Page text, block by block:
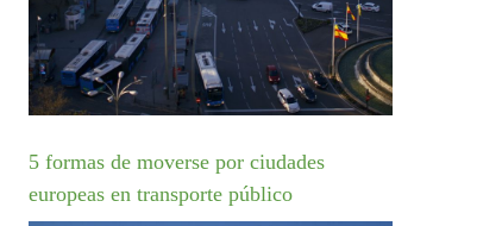
5 formas de moverse por ciudades
europeas en transporte público